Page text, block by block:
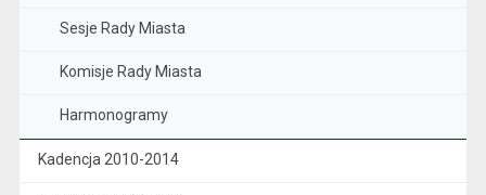
Sesje Rady Miasta
Komisje Rady Miasta
Harmonogramy
Kadencja 2010-2014